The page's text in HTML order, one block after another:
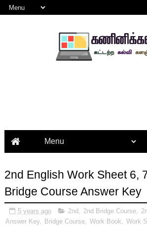
2nd English Work Sheet 6,
Bridge Course Answer Key
5 years ago 2nd 2nd Bridge Course,
Answer Key, Bridge Course, Work Book Work